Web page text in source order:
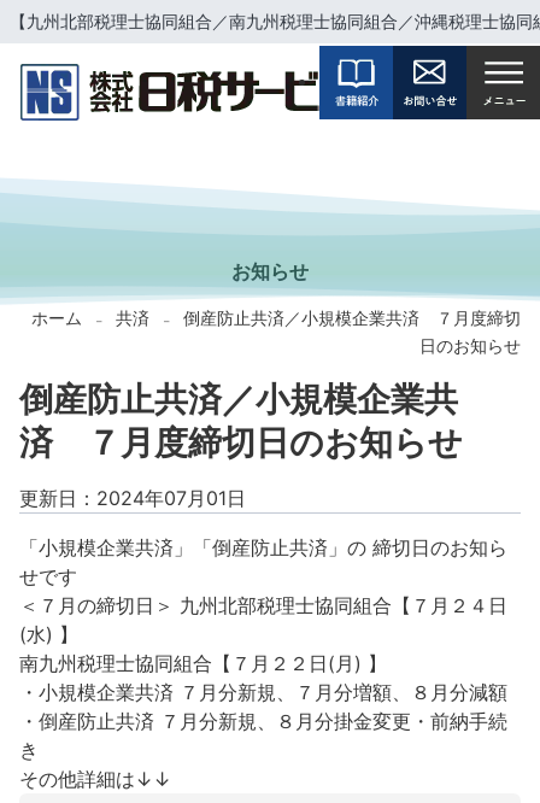
【九州北部税理士協同組合／南九州税理士協同組合／沖縄税理士協
INFORMATION
お知らせ
ホーム - 共済 -
倒産防止共済／小規模企業共済 ７月度締切
日のお知らせ
倒産防止共済／小規模企業共
済 ７月度締切日のお知らせ
更新日：2024年07月01日
「小規模企業共済」「倒産防止共済」の 締切日のお知ら
せです
＜７月の締切日＞ 九州北部税理士協同組合【７月２４日
(水) 】
南九州税理士協同組合【７月２２日(月) 】
・小規模企業共済 ７月分新規、７月分増額、８月分減額
・倒産防止共済 ７月分新規、８月分掛金変更・前納手続
き
その他詳細は↓↓